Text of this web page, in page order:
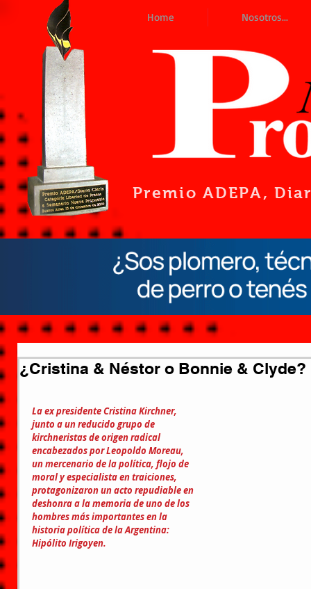
Home Nosotros...
Premio ADEPA,
¿Cristina & Néstor o Bonnie & Clyde?
La ex presidente Cristina Kirchner,
junto a un reducido grupo de
kirchneristas de origen radical
encabezados por Leopoldo Moreau,
un mercenario de la política, flojo de
moral y especialista en traiciones,
protagonizaron un acto repudiable en
deshonra a la memoria de uno de los
hombres más importantes en la
historia política de la Argentina:
Hipólito Irigoyen.